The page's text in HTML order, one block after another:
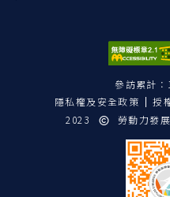
參訪累計
隱私權及安全政策
授
2023
勞動力發